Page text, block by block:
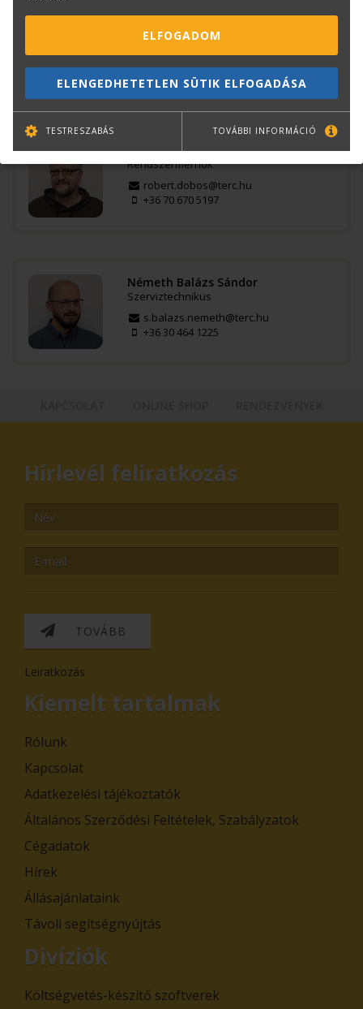
Bajkó Csaba
Szkenner értékesítési tanácsadó
csaba.bajko@terc.hu
+36 70 670 5200
Dobos Róbert
Rendszermérnök
robert.dobos@terc.hu
+36 70 670 5197
Németh Balázs Sándor
Szerviztechnikus
s.balazs.nemeth@terc.hu
+36 30 464 1225
Hírlevél feliratkozás
TOVÁBB
Leiratkozás
Kiemelt tartalmak
Rólunk
Kapcsolat
Adatkezelési tájékoztatók
Általános Szerződési Feltételek, Szabályzatok
Cégadatok
Hírek
Állásajánlataink
Távoli segítségnyújtás
Divíziók
Költségvetés-készítő szoftverek
ELFOGADOM
ELENGEDHETETLEN SÜTIK ELFOGADÁSA
TESTRESZABÁS TOVÁBBI INFORMÁCIÓ